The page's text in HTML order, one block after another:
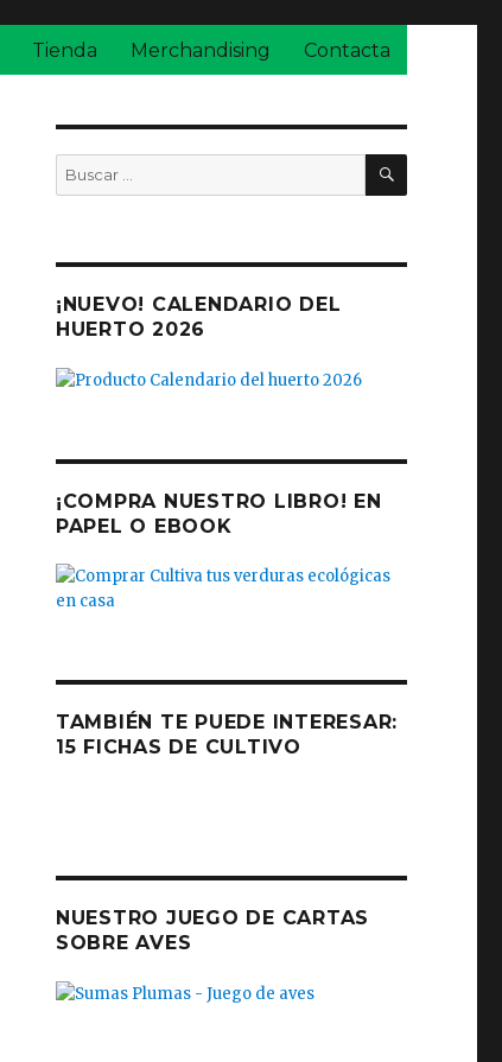
Tienda Merchandising Contacta
Buscar
por:
BUSCAR
¡NUEVO! CALENDARIO DEL
HUERTO 2026
¡COMPRA NUESTRO LIBRO! EN
PAPEL O EBOOK
TAMBIÉN TE PUEDE INTERESAR:
15 FICHAS DE CULTIVO
NUESTRO JUEGO DE CARTAS
SOBRE AVES